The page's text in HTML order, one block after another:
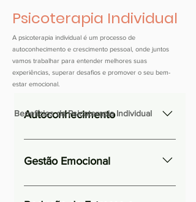
Psicoterapia Individual
A psicoterapia individual é um processo de
autoconhecimento e crescimento pessoal, onde juntos
vamos trabalhar para entender melhores suas
experiências, superar desafios e promover o seu bem-
estar emocional.
Autoconhecimento
Vamos explorar juntas quem você
realmente é, suas motivações,
Gestão Emocional
Aprenda a considerar e lidar com
Benefícios da Psicoterapia Individual